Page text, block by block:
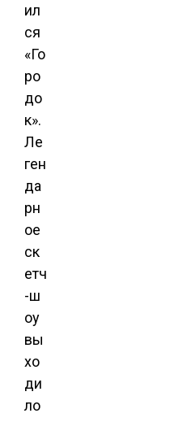
ил
ся
«Го
ро
до
к».
Ле
ген
да
рн
ое
ск
етч
-ш
оу
вы
хо
ди
ло